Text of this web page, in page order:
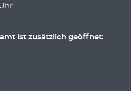
ist zusätzlich geöffnet: